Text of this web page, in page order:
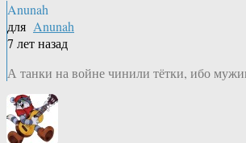
Anunah
для Anunah
7 лет назад
А танки на войне чинили тётки, ибо